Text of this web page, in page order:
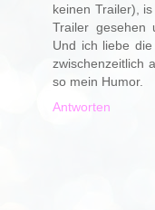
keinen Trailer),
Trailer gesehen
Und ich liebe
zwischenzeitlich
so mein Humor.
Antworten